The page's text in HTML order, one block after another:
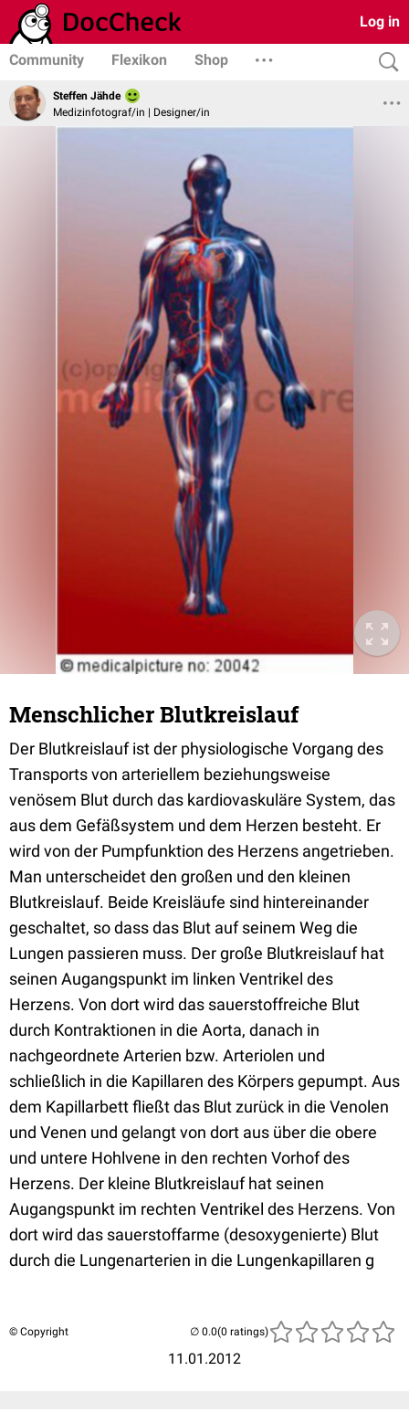
Log in
Community Flexikon Shop
Steffen Jähde
Medizinfotograf/in | Designer/in
Menschlicher Blutkreislauf
Der Blutkreislauf ist der physiologische Vorgang des
Transports von arteriellem beziehungsweise
venösem Blut durch das kardiovaskuläre System, das
aus dem Gefäßsystem und dem Herzen besteht. Er
wird von der Pumpfunktion des Herzens angetrieben.
Man unterscheidet den großen und den kleinen
Blutkreislauf. Beide Kreisläufe sind hintereinander
geschaltet, so dass das Blut auf seinem Weg die
Lungen passieren muss. Der große Blutkreislauf hat
seinen Augangspunkt im linken Ventrikel des
Herzens. Von dort wird das sauerstoffreiche Blut
durch Kontraktionen in die Aorta, danach in
nachgeordnete Arterien bzw. Arteriolen und
schließlich in die Kapillaren des Körpers gepumpt. Aus
dem Kapillarbett fließt das Blut zurück in die Venolen
und Venen und gelangt von dort aus über die obere
und untere Hohlvene in den rechten Vorhof des
Herzens. Der kleine Blutkreislauf hat seinen
Augangspunkt im rechten Ventrikel des Herzens. Von
dort wird das sauerstoffarme (desoxygenierte) Blut
durch die Lungenarterien in die Lungenkapillaren g
© Copyright
11.01.2012
(0 ratings)